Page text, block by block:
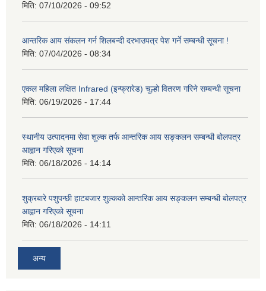
मिति: 07/10/2026 - 09:52
आन्तरिक आय संकलन गर्न शिलबन्दी दरभाउपत्र पेश गर्ने सम्बन्धी सूचना !
मिति: 07/04/2026 - 08:34
एकल महिला लक्षित Infrared (इन्फ्रारेड) चुल्हो वितरण गरिने सम्बन्धी सूचना
मिति: 06/19/2026 - 17:44
स्थानीय उत्पादनमा सेवा शुल्क तर्फ आन्तरिक आय सङ्कलन सम्बन्धी बोलपत्र
आह्वान गरिएको सूचना
मिति: 06/18/2026 - 14:14
शुक्रबारे पशुपन्छी हाटबजार शुल्कको आन्तरिक आय सङ्कलन सम्बन्धी बोलपत्र
आह्वान गरिएको सूचना
मिति: 06/18/2026 - 14:11
अन्य